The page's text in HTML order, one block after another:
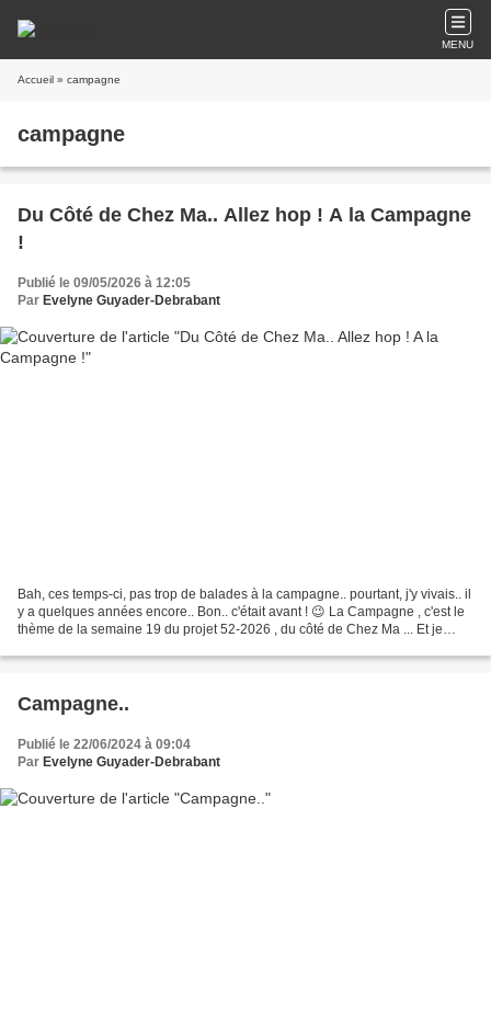
MENU
Accueil » campagne
campagne
Du Côté de Chez Ma.. Allez hop ! A la Campagne
!
Publié le 09/05/2026 à 12:05
Par Evelyne Guyader-Debrabant
Bah, ces temps-ci, pas trop de balades à la campagne.. pourtant, j'y vivais.. il
y a quelques années encore.. Bon.. c'était avant ! 😉 La Campagne , c'est le
thème de la semaine 19 du projet 52-2026 , du côté de Chez Ma ... Et je
Campagne..
Publié le 22/06/2024 à 09:04
Par Evelyne Guyader-Debrabant